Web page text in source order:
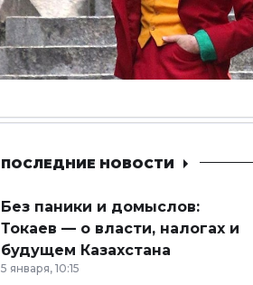
ПОСЛЕДНИЕ НОВОСТИ
Без паники и домыслов:
Токаев — о власти, налогах и
будущем Казахстана
5 января, 10:15